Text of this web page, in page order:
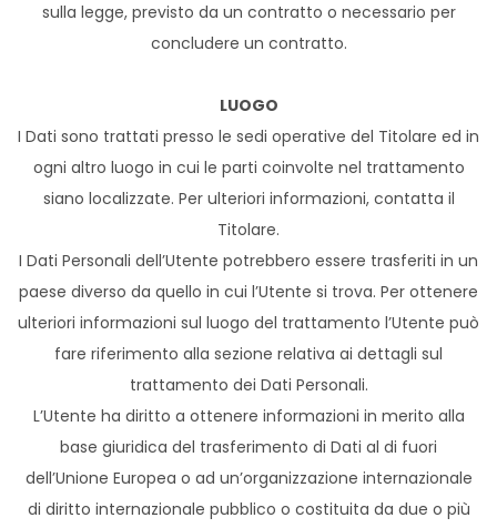
sulla legge, previsto da un contratto o necessario per
concludere un contratto.
LUOGO
I Dati sono trattati presso le sedi operative del Titolare ed in
ogni altro luogo in cui le parti coinvolte nel trattamento
siano localizzate. Per ulteriori informazioni, contatta il
Titolare.
I Dati Personali dell’Utente potrebbero essere trasferiti in un
paese diverso da quello in cui l’Utente si trova. Per ottenere
ulteriori informazioni sul luogo del trattamento l’Utente può
fare riferimento alla sezione relativa ai dettagli sul
trattamento dei Dati Personali.
L’Utente ha diritto a ottenere informazioni in merito alla
base giuridica del trasferimento di Dati al di fuori
dell’Unione Europea o ad un’organizzazione internazionale
di diritto internazionale pubblico o costituita da due o più